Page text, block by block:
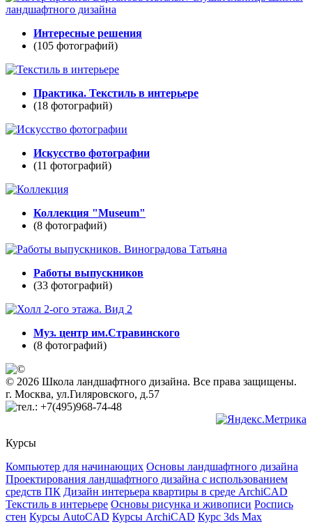
Интересные решения
(105 фотографий)
Практика. Текстиль в интерьере
(18 фотографий)
Искусство фотографии
(11 фотографий)
Коллекция "Museum"
(8 фотографий)
Работы выпускников
(33 фотографий)
Муз. центр им.Стравинского
(8 фотографий)
© 2026 Школа ландшафтного дизайна. Все права защищены.
г. Москва, ул.Гиляровского, д.57
+7(495)968-74-48
Курсы
Компьютер для начинающих Основы ландшафтного дизайна
Проектирования ландшафтного дизайна с использованием
средств ПК Дизайн интерьера квартиры в среде ArchiCAD
Текстиль в интерьере Основы рисунка и живописи Роспись
стен Курсы AutoCAD Курсы ArchiCAD Курс 3ds Max